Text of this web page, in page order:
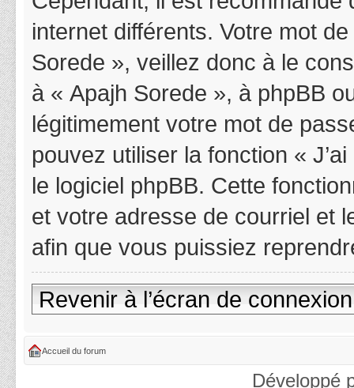
internet différents. Votre mot
Sorede », veillez donc à le
à « Apajh Sorede », à phpBB
légitimement votre mot de
pouvez utiliser la fonction «
le logiciel phpBB. Cette
et votre adresse de courriel et
afin que vous puissiez
Revenir à l’écran de connexion
Accueil du forum
Développé